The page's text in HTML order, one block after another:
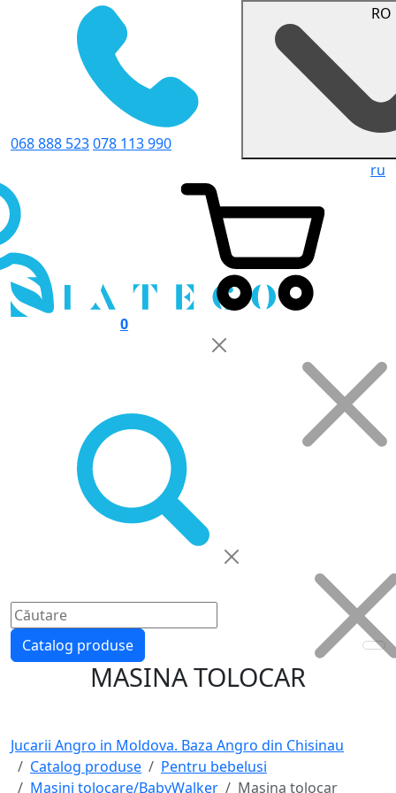
068 888 523078 113 990
ru
0
Catalog produse
MASINA TOLOCAR
Jucarii Angro in Moldova. Baza Angro din Chisinau
Catalog produse
Pentru bebelusi
Masini tolocare/BabyWalker
Masina tolocar